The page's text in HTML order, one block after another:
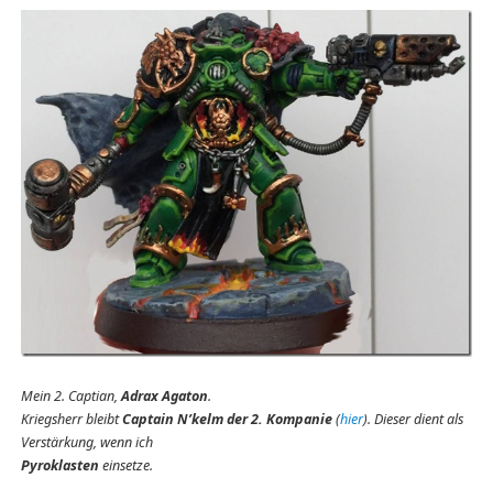
Mein 2. Captian,Adrax Agaton.
Kriegsherr bleibtCaptain N’kelm der 2. Kompanie(hier). Dieser dient als
Verstärkung, wenn ich
Pyroklasten einsetze.